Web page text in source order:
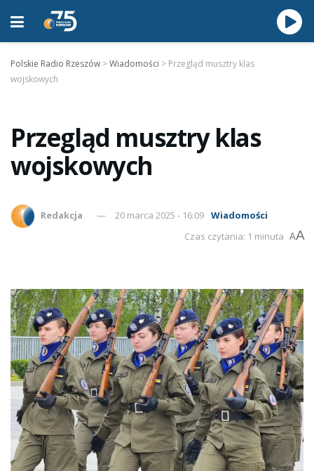
Polskie Radio Rzeszów >Wiadomości > Przegląd musztry klas
wojskowych
Przegląd musztry klas
wojskowych
Redakcja 20 marca 2025 - 16:09 Wiadomości
Czas czytania: 1 minuta AA